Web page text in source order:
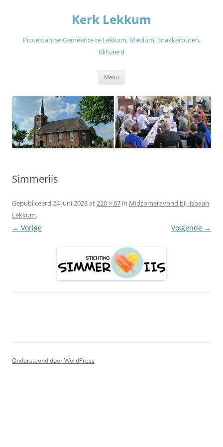
Kerk Lekkum
Protestantse Gemeente te Lekkum, Miedum, Snakkerburen,
Blitsaerd
Menu
Simmeriis
Gepubliceerd 24 juni 2023at220 × 67 in Midzomeravond bij ijsbaan
Lekkum.
← Vorige Volgende →
Ondersteund door WordPress